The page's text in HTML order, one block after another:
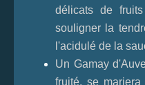
délicats de
souligner la
l'acidulé de la
Un Gamay
fruité, se